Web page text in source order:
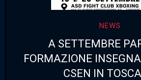
NEWS
A SETTEMBRE
FORMAZIONE
CSEN IN